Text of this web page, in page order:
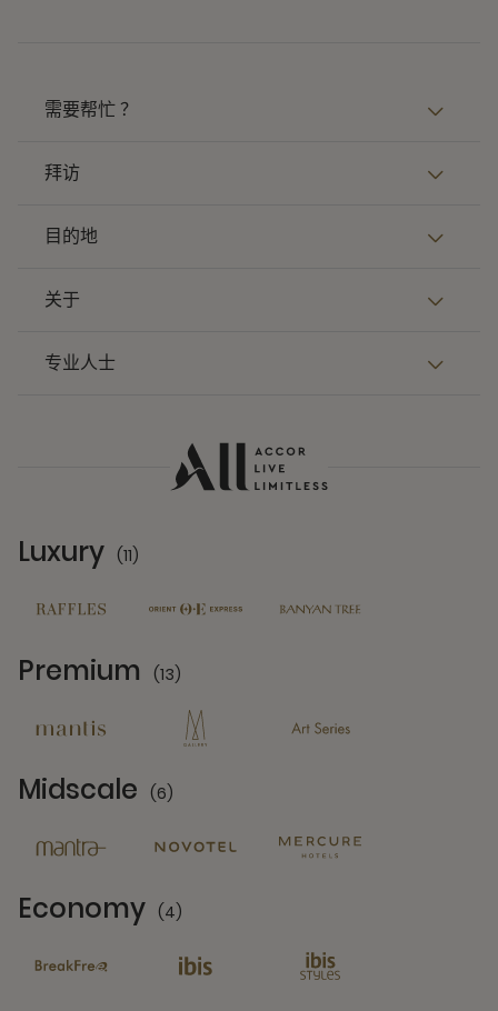
需要帮忙 ？
拜访
目的地
关于
专业人士
Luxury (11)
Premium (13)
Midscale (6)
Economy (4)